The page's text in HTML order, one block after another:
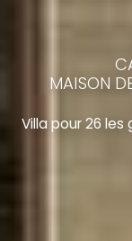
MAISON
Villa pour 26